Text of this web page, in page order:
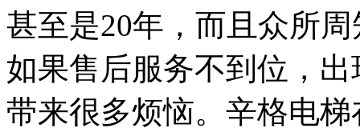
甚至是20年，而且众所
如果售后服务不到位，
带来很多烦恼。辛格电